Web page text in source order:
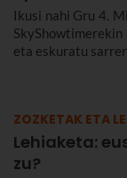
Ikusi nahi Gru 4.
eta eskuratu
ZOZKETAK ETA
Lehiaketa:
zu?